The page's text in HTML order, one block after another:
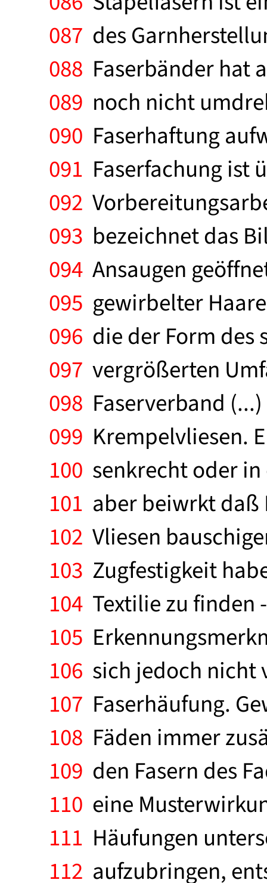
087 des
088 Faserbänder hat
089 noch nicht
090 Faserhaftung
091 Faserfachung ist
092
093 bezeichnet das
094 Ansaugen
095 gewirbelter
096 die der Form des
097 vergrößerten
098 Faserverband
099 Krempelvliesen.
100 senkrecht oder in
101 aber beiwrkt daß
102 Vliesen
103 Zugfestigkeit
104 Textilie zu finden
105
106 sich jedoch nicht
107 Faserhäufung.
108 Fäden immer
109 den Fasern des
110 eine
111 Häufungen
112 aufzubringen,